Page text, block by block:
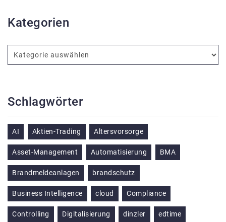
Kategorien
Schlagwörter
AI Aktien-Trading Altersvorsorge
Asset-Management Automatisierung BMA
Brandmeldeanlagen brandschutz
Business Intelligence cloud Compliance
Controlling Digitalisierung dinzler edtime